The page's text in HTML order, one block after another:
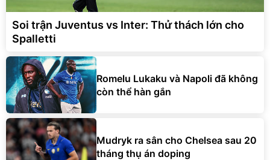
Soi trận Juventus vs Inter: Thử thách lớn cho
Spalletti
Romelu Lukaku và Napoli đã không
còn thể hàn gắn
Mudryk ra sân cho Chelsea sau 20
tháng thụ án doping